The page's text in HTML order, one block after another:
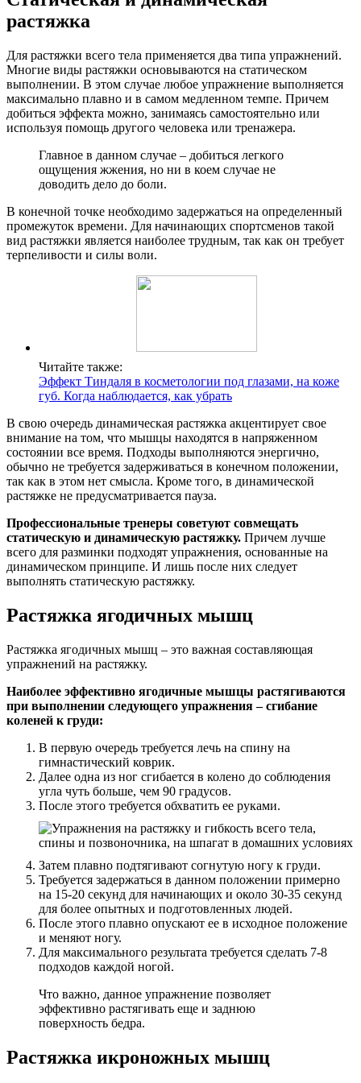
растяжка
Для растяжки всего тела применяется два типа упражнений.
Многие виды растяжки основываются на статическом
выполнении. В этом случае любое упражнение выполняется
максимально плавно и в самом медленном темпе. Причем
добиться эффекта можно, занимаясь самостоятельно или
используя помощь другого человека или тренажера.
Главное в данном случае – добиться легкого
ощущения жжения, но ни в коем случае не
доводить дело до боли.
В конечной точке необходимо задержаться на определенный
промежуток времени. Для начинающих спортсменов такой
вид растяжки является наиболее трудным, так как он требует
терпеливости и силы воли.
Читайте также:
Эффект Тиндаля в косметологии под глазами, на коже
губ. Когда наблюдается, как убрать
В свою очередь динамическая растяжка акцентирует свое
внимание на том, что мышцы находятся в напряженном
состоянии все время. Подходы выполняются энергично,
обычно не требуется задерживаться в конечном положении,
так как в этом нет смысла. Кроме того, в динамической
растяжке не предусматривается пауза.
Профессиональные тренеры советуют совмещать
статическую и динамическую растяжку. Причем лучше
всего для разминки подходят упражнения, основанные на
динамическом принципе. И лишь после них следует
выполнять статическую растяжку.
Растяжка ягодичных мышц
Растяжка ягодичных мышц – это важная составляющая
упражнений на растяжку.
Наиболее эффективно ягодичные мышцы растягиваются
при выполнении следующего упражнения – сгибание
коленей к груди:
В первую очередь требуется лечь на спину на
гимнастический коврик.
Далее одна из ног сгибается в колено до соблюдения
угла чуть больше, чем 90 градусов.
После этого требуется обхватить ее руками.
Затем плавно подтягивают согнутую ногу к груди.
Требуется задержаться в данном положении примерно
на 15-20 секунд для начинающих и около 30-35 секунд
для более опытных и подготовленных людей.
После этого плавно опускают ее в исходное положение
и меняют ногу.
Для максимального результата требуется сделать 7-8
подходов каждой ногой.
Что важно, данное упражнение позволяет
эффективно растягивать еще и заднюю
поверхность бедра.
Растяжка икроножных мышц